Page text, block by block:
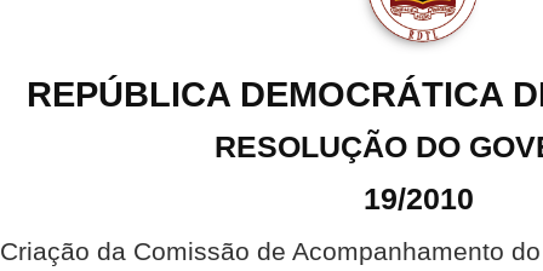
REPÚBLICA DEMOCRÁTICA
RESOLUÇÃO DO
19/2010
Criação da Comissão de Acompanhamento